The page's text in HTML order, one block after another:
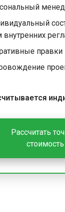
внутренних
правки
Рассчитать
стоимость